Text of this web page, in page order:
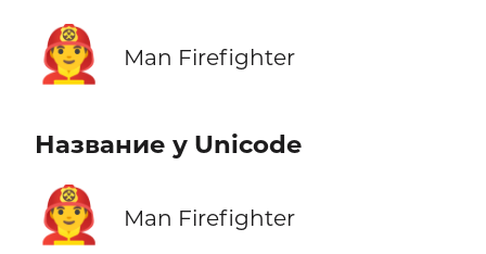
👨‍🚒 Man Firefighter
Название у Unicode
👨‍🚒 Man Firefighter